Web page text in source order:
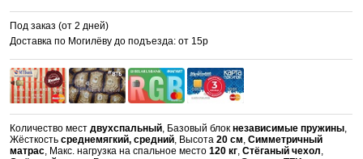
Под заказ (от 2 дней)
Доставка по Могилёву до подъезда: от 15р
Количество местдвухспальный, Базовый блокнезависимые пружины,
Жёсткостьсреднемягкий, средний, Высота20 см,Симметричный
матрас, Макс. нагрузка на спальное место120 кг,Стёганый чехол,